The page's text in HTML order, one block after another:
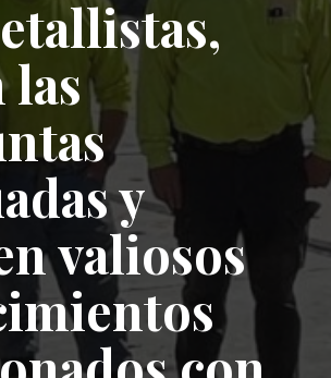
las
y
valiosos
otros
de la
menudo
físicos
ámbito
RESIDENCIALES